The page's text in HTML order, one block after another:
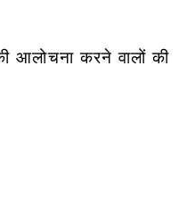
आलोचना करने वालों की